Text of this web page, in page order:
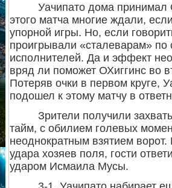
Уачипато дома принимал
этого матча многие ждали,
упорной игры. Но, если
проигрывали «сталеварам» по
исполнителей. Да и эффект
вряд ли поможет ОХиггинс во
Потеряв очки в первом круге,
подошел к этому матчу в
Зрители получили
тайм, с обилием голевых
неоднократным взятием
удара хозяев поля, гости
ударом Исмаила Мусы.